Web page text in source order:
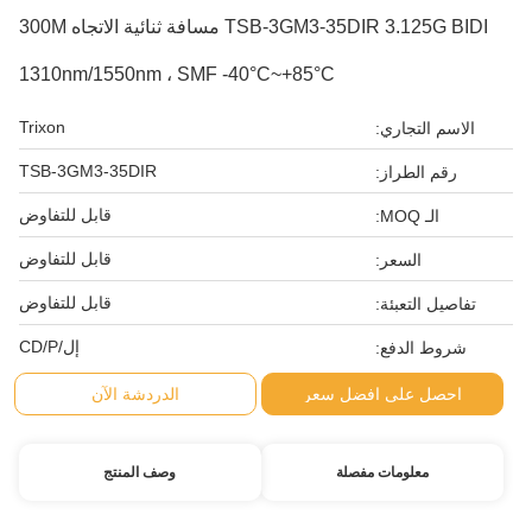
TSB-3GM3-35DIR 3.125G BIDI مسافة ثنائية الاتجاه 300M
1310nm/1550nm ، SMF -40°C~+85°C
الاسم التجاري: Trixon
رقم الطراز: TSB-3GM3-35DIR
الـ MOQ: قابل للتفاوض
السعر: قابل للتفاوض
تفاصيل التعبئة: قابل للتفاوض
شروط الدفع: إل/CD/P
احصل على افضل سعر الدردشة الآن
معلومات مفصلة وصف المنتج